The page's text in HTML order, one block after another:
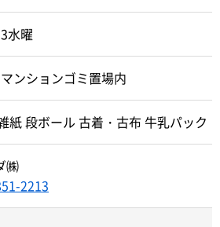
水曜
マンションゴミ置場内
紙 段ボール 古着・古布 牛乳パック
㈱
2213